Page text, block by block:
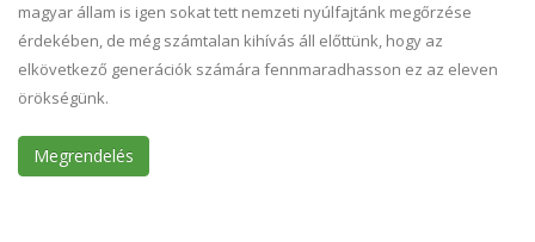
magyar állam is igen sokat tett nemzeti nyúlfajtánk megőrzése
érdekében, de még számtalan kihívás áll előttünk, hogy az
elkövetkező generációk számára fennmaradhasson ez az eleven
örökségünk.
Megrendelés